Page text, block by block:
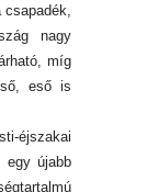
nagy
míg
eső is
éjszakai
egy újabb